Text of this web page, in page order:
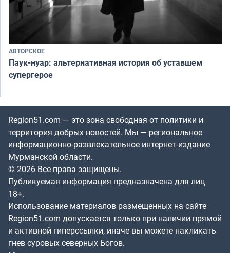
АВТОРСКОЕ
Паук-нуар: альтернативная история об уставшем
супергерое
Region51.com — это зона свободная от политики и
территория добрых новостей. Мы — региональное
информационно-развлекательное интернет-издание
Мурманской области.
© 2026 Все права защищены.
Публикуемая информация предназначена для лиц
18+.
Использование материалов размещенных на сайте
Region51.com допускается только при наличии прямой
и активной гиперссылки, иначе вы можете накликать
гнев суровых северных Богов.